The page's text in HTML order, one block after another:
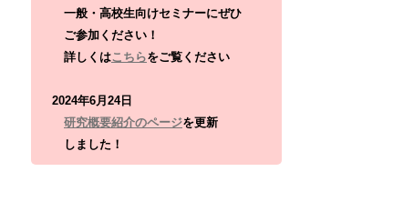
一般・高校生向けセミナーにぜひ
ご参加ください！
詳しくはこちらをご覧ください
2024年6月24日
研究概要紹介のページを更新
しました！